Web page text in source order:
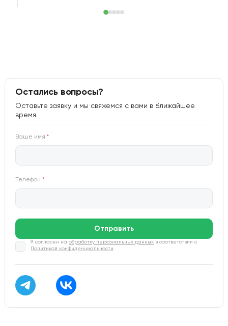
Остались вопросы?
Оставьте заявку и мы свяжемся с вами в ближайшее
время
Ваше имя*
Телефон*
Отправить
Я согласен наобработку персональных данных в соответствии с
Политикой конфиденциальности .